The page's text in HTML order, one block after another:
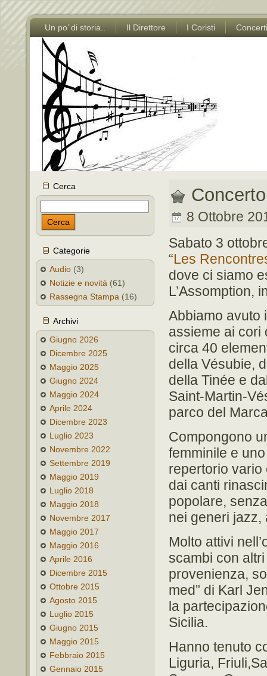
Un po’ di storia.. Il Direttore I Coristi Concerti
Cerca
Cerca
Categorie
Audio (3)
Notizie e novità (61)
Rassegna Stampa (16)
Archivi
Giugno 2026
Dicembre 2025
Maggio 2025
Giugno 2024
Maggio 2024
Aprile 2024
Dicembre 2023
Luglio 2023
Novembre 2022
Settembre 2019
Maggio 2019
Luglio 2018
Maggio 2018
Novembre 2017
Maggio 2017
Maggio 2016
Aprile 2016
Dicembre 2015
Ottobre 2015
Agosto 2015
Luglio 2015
Giugno 2015
Maggio 2015
Febbraio 2015
Gennaio 2015
8 Ottobre
Sabato 3
“Les
dove ci siamo
L’Assomption,
Abbiamo avuto
assieme ai cori
circa 40
della Vésubie,
della Tinée e
Saint-Martin-
parco del
Compongono
femminile e
repertorio
dai canti
popolare,
nei generi jazz,
Molto attivi
scambi con
provenienza,
med” di Karl
la
Sicilia.
Hanno tenuto
Liguria,